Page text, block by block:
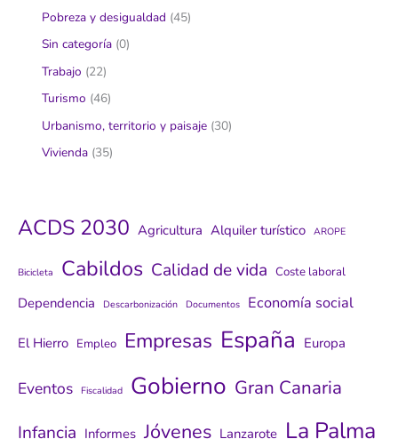
Pobreza y desigualdad (45)
Sin categoría (0)
Trabajo (22)
Turismo (46)
Urbanismo, territorio y paisaje (30)
Vivienda (35)
ACDS 2030 Agricultura Alquiler turístico AROPE
Bicicleta Cabildos Calidad de vida Coste laboral
Dependencia Descarbonización Documentos Economía social
El Hierro Empleo Empresas España Europa
Eventos Fiscalidad Gobierno Gran Canaria
Infancia Informes Jóvenes Lanzarote La Palma